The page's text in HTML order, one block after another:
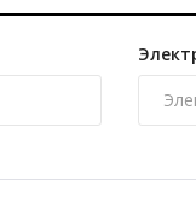
страна